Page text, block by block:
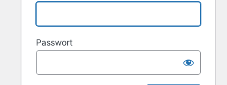
Passwort